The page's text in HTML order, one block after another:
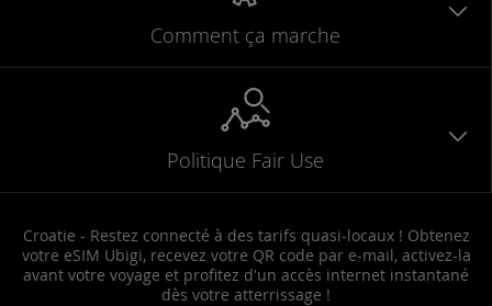
Comment ça marche
Politique Fair Use
Croatie - Restez connecté à des tarifs quasi-locaux ! Obtenez
votre eSIM Ubigi, recevez votre QR code par e-mail, activez-la
avant votre voyage et profitez d'un accès internet instantané
dès votre atterrissage !